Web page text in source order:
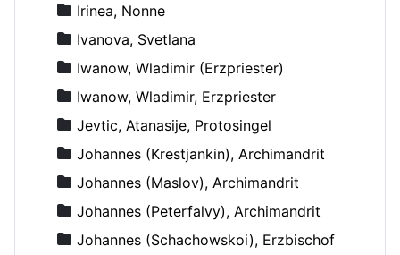
Irinea, Nonne
Ivanova, Svetlana
Iwanow, Wladimir (Erzpriester)
Iwanow, Wladimir, Erzpriester
Jevtic, Atanasije, Protosingel
Johannes (Krestjankin), Archimandrit
Johannes (Maslov), Archimandrit
Johannes (Peterfalvy), Archimandrit
Johannes (Schachowskoi), Erzbischof